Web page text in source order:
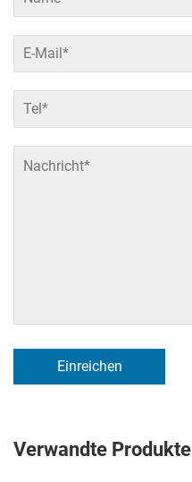
Einreichen
Verwandte Produkte